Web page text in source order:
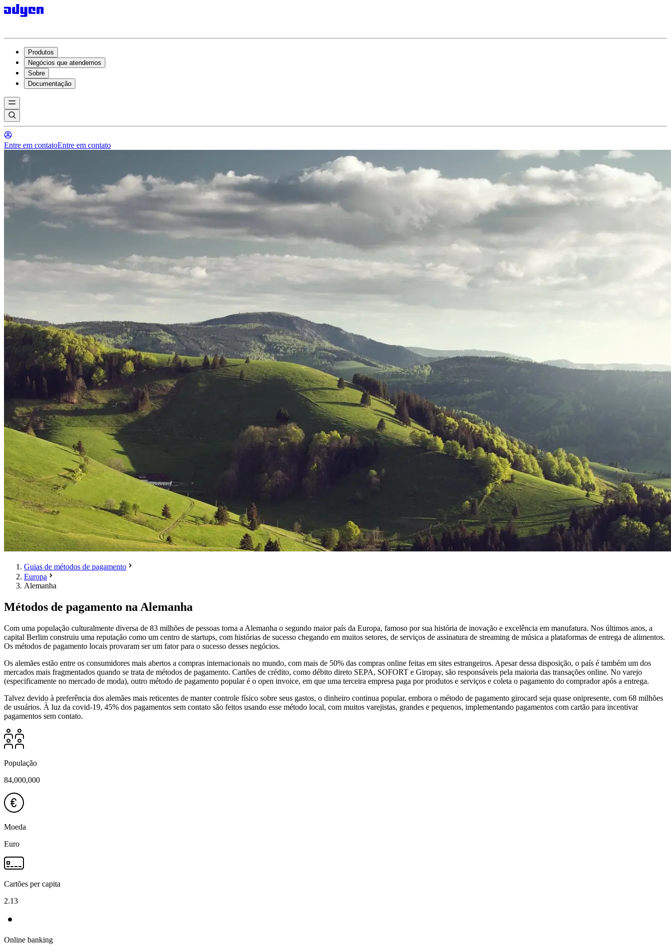
Produtos
Negócios que atendemos
Sobre
Documentação
Entre em contatoEntre em contato
Guias de métodos de pagamento
Europa
Alemanha
Métodos de pagamento na Alemanha
Com uma população culturalmente diversa de 83 milhões de pessoas torna a Alemanha o segundo maior país da Europa, famoso por sua história de inovação e excelência em manufatura. Nos últimos anos, a
capital Berlim construiu uma reputação como um centro de startups, com histórias de sucesso chegando em muitos setores, de serviços de assinatura de streaming de música a plataformas de entrega de alimentos.
Os métodos de pagamento locais provaram ser um fator para o sucesso desses negócios.
Os alemães estão entre os consumidores mais abertos a compras internacionais no mundo, com mais de 50% das compras online feitas em sites estrangeiros. Apesar dessa disposição, o país é também um dos
mercados mais fragmentados quando se trata de métodos de pagamento. Cartões de crédito, como débito direto SEPA, SOFORT e Giropay, são responsáveis pela maioria das transações online. No varejo
(especificamente no mercado de moda), outro método de pagamento popular é o open invoice, em que uma terceira empresa paga por produtos e serviços e coleta o pagamento do comprador após a entrega.
Talvez devido à preferência dos alemães mais reticentes de manter controle físico sobre seus gastos, o dinheiro continua popular, embora o método de pagamento girocard seja quase onipresente, com 68 milhões
de usuários. À luz da covid-19, 45% dos pagamentos sem contato são feitos usando esse método local, com muitos varejistas, grandes e pequenos, implementando pagamentos com cartão para incentivar
pagamentos sem contato.
População
84,000,000
Moeda
Euro
Cartões per capita
2.13
Online banking